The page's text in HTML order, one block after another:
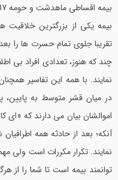
بیمه اقساطی ماهدشت و حومه 09352631617
بیمه یکی از بزرگترین
تقریبا جلوی تمام حسرت ها را
چند که هنوز، تعدادی افراد بی
نمایند. با همه این تفاسیر
در میان قشر متوسط به پایین،
اموالشان بیان می دارند که «ای
آنکه؛ بعد از حادثه همه
نمایند. تکرار مکررات است ولی
توانمند بیمه است تا شما را از